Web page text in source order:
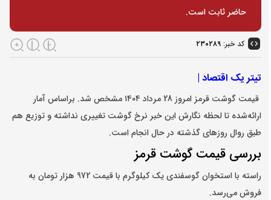
حاضر ثابت است.
کد خبر: ۲۳۰۲۸۹
تیتر یک اقتصاد |
قیمت گوشت قرمز امروز 28 مرداد ۱۴۰۴ مشخص شد. براساس آمار
ارائه‌شده تا لحظه نگارش این خبر نرخ گوشت تغییری نداشته و‌ توزیع هم
طبق روال روزهای گذشته در حال انجام است.
بررسی قیمت گوشت قرمز
راسته با استخوان گوسفندی یک کیلوگرم با قیمت 972 هزار تومان به
فروش می‌رسد.